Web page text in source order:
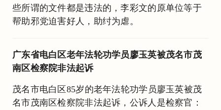
些所谓的文件都是违法的，李彩文的原单位等于
帮助邪党迫害好人，助纣为虐。
广东省电白区老年法轮功学员廖玉英被茂名市茂
南区检察院非法起诉
茂名市电白区85岁的老年法轮功学员廖玉英被茂
名市茂南区检察院非法起诉，公诉人是检察官：